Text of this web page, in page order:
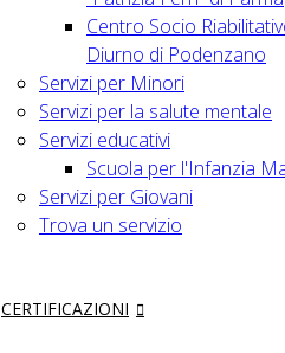
Centro Socio
Diurno di Podenzano
Servizi per Minori
Servizi per la salute mentale
Servizi educativi
Scuola per l'Infanzia
Servizi per Giovani
Trova un servizio
CERTIFICAZIONI